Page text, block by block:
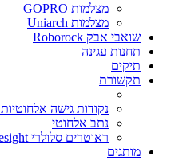
מצלמות GOPRO
מצלמות Uniarch
שואבי אבק Roborock
תחנות עגינה
תיקים
תקשורת
נקודות גישה אלחוטיות MESH
נתב אלחוטי
ראוטרים סלולרי Milesight
מותגים